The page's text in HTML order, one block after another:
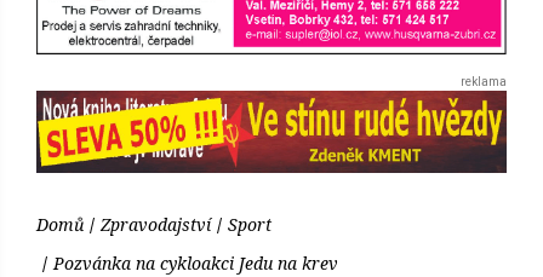
Domů Zpravodajství
Sport
Pozvánka na cykloakci Jedu na krev